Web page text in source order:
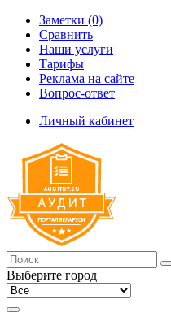
Заметки (0)
Сравнить
Наши услуги
Тарифы
Реклама на сайте
Вопрос-ответ
Личный кабинет
Выберите город